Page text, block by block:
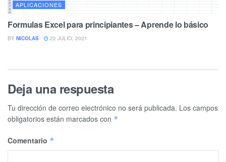
APLICACIONES
Formulas Excel para principiantes – Aprende lo básico
BY NICOLAS 22 JULIO, 2021
Deja una respuesta
Tu dirección de correo electrónico no será publicada. Los campos
obligatorios están marcados con *
Comentario *